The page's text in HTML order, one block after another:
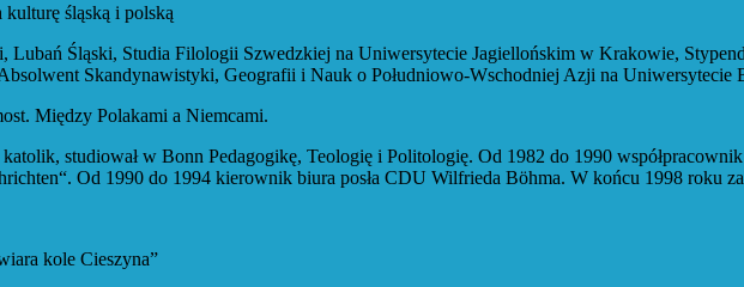
śląską i polską
Filologii Szwedzkiej na Uniwersytecie Jagiellońskim w Krakowie, Stypendium
Skandynawistyki, Geografii i Nauk o Południowo-Wschodniej Azji na
Między Polakami a Niemcami.
w Bonn Pedagogikę, Teologię i Politologię. Od 1982 do 1990 współpracownik dra
Od 1990 do 1994 kierownik biura posła CDU Wilfrieda Böhma. W końcu 1998 roku
kole Cieszyna”